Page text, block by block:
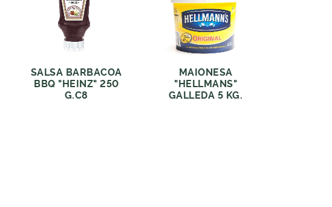
SALSA BARBACOA
BBQ "HEINZ" 250
G.C8
MAIONESA
"HELLMANS"
GALLEDA 5 KG.